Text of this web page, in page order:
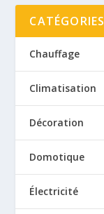
CATÉGORIES
Chauffage
Climatisation
Décoration
Domotique
Électricité